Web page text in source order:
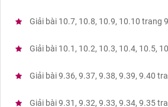
Giải bài 10.7, 10.8, 10.9, 10.10 trang
Giải bài 10.1, 10.2, 10.3, 10.4, 10.5,
Giải bài 9.36, 9.37, 9.38, 9.39, 9.40
Giải bài 9.31, 9.32, 9.33, 9.34, 9.35